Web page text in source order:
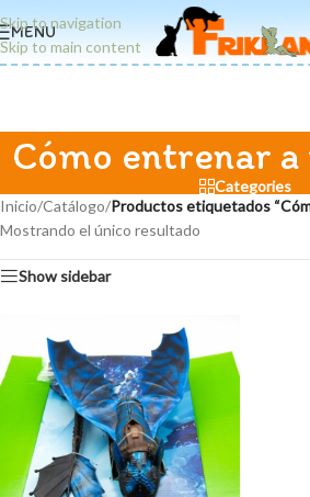
Skip to navigation
Skip to main content
MENU
Cómo entrenar
Categories
Inicio/Catálogo/Productos etiquetados
Mostrando el único resultado
Show sidebar